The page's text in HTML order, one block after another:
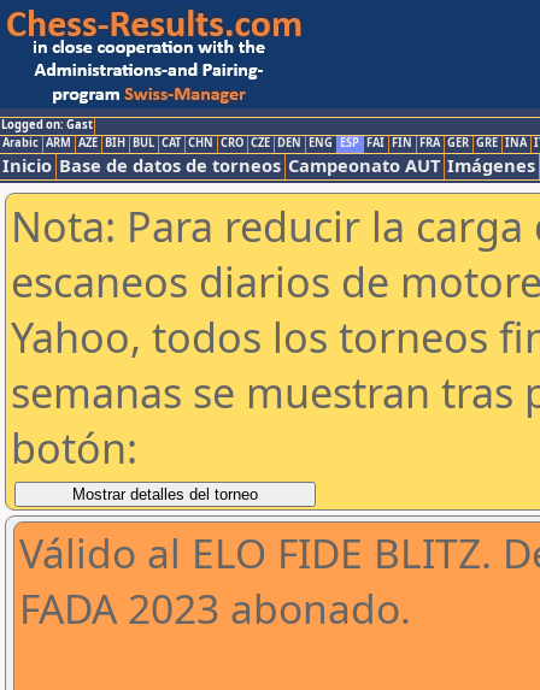
Logged on: Gast
Arabic ARM AZE BIH BUL CAT CHN CRO CZE DEN ENG ESP FAI FIN FRA GER GRE INA
Inicio Base de datos de torneos Campeonato AUT Imágenes
Nota: Para reducir la
escaneos diarios de
Yahoo, todos los torneos
semanas se muestran tras
botón:
Válido al ELO FIDE BLITZ.
FADA 2023 abonado.